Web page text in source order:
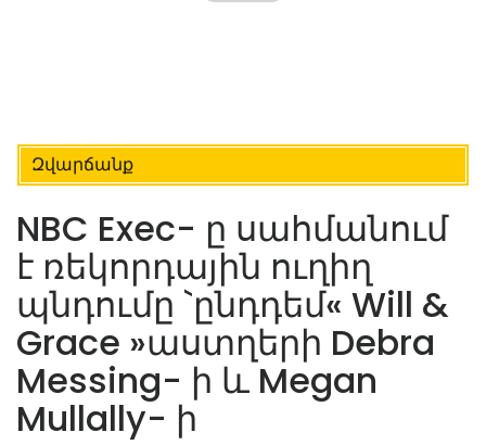
Զվարճանք
NBC Exec- ը սահմանում
է ռեկորդային ուղիղ
պնդումը `ընդդեմ« Will &
Grace »աստղերի Debra
Messing- ի և Megan
Mullally- ի